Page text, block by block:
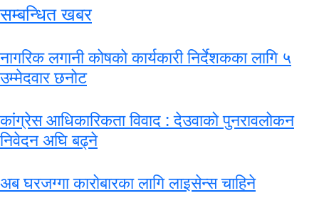
सम्बन्धित खबर
नागरिक लगानी कोषको कार्यकारी निर्देशकका लागि ५
उम्मेदवार छनोट
कांग्रेस आधिकारिकता विवाद : देउवाको पुनरावलोकन
निवेदन अघि बढ्ने
अब घरजग्गा कारोबारका लागि लाइसेन्स चाहिने